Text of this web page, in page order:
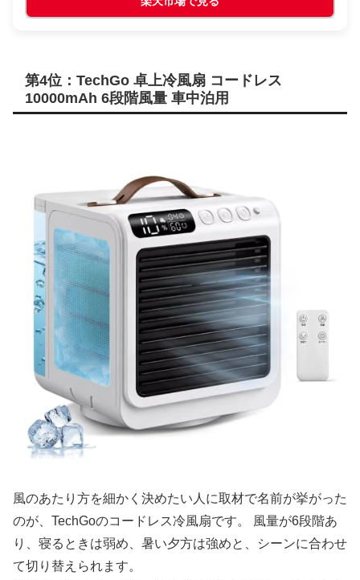
第4位：TechGo 卓上冷風扇 コードレス
10000mAh 6段階風量 車中泊用
風のあたり方を細かく決めたい人に取材で名前が挙がった
のが、TechGoのコードレス冷風扇です。 風量が6段階あ
り、寝るときは弱め、暑い夕方は強めと、シーンに合わせ
て切り替えられます。